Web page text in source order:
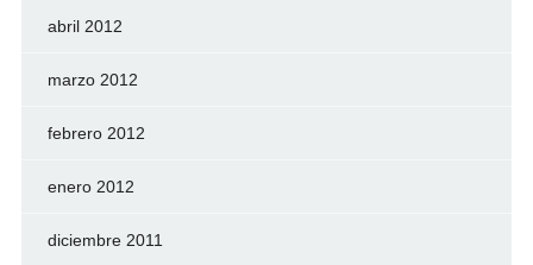
abril 2012
marzo 2012
febrero 2012
enero 2012
diciembre 2011